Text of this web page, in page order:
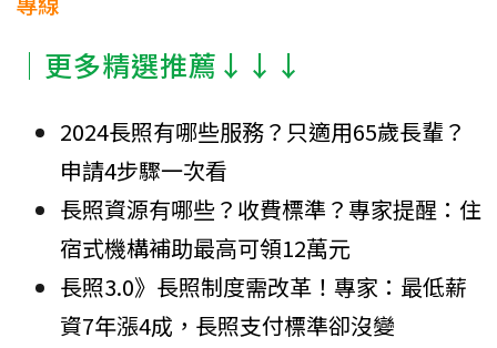
│更多精選推薦↓↓↓
2024長照有哪些服務？只適用65歲長輩？
申請4步驟一次看
長照資源有哪些？收費標準？專家提醒：住
宿式機構補助最高可領12萬元
長照3.0》長照制度需改革！專家：最低薪
資7年漲4成，長照支付標準卻沒變